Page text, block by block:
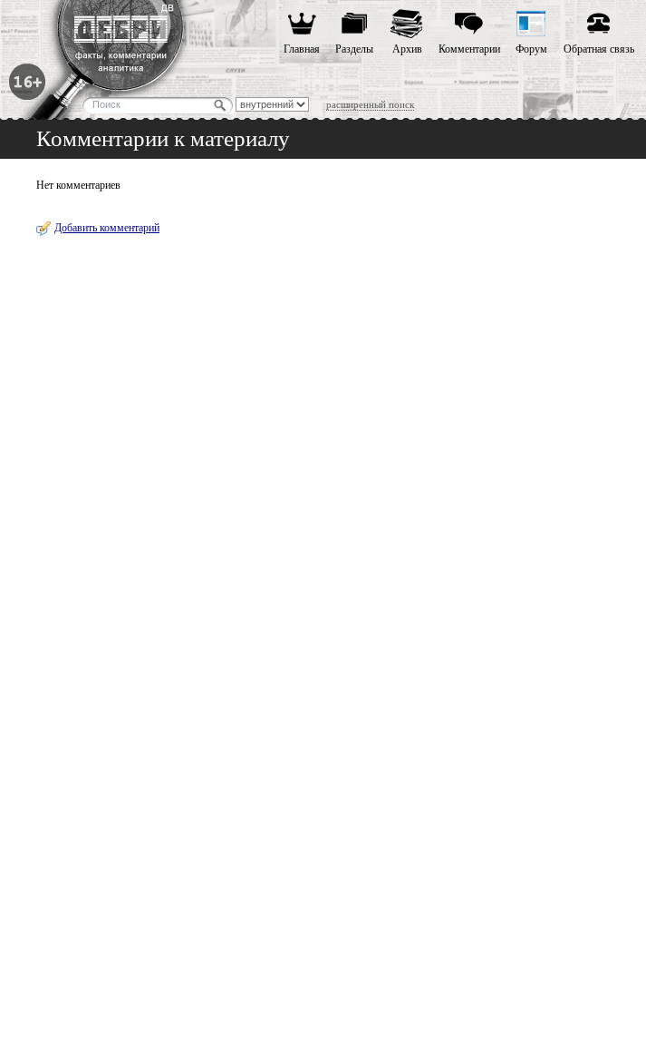
расширенный поиск
Главная Разделы Архив Комментарии Форум Обратная связь
Комментарии к материалу
Нет комментариев
Добавить комментарий